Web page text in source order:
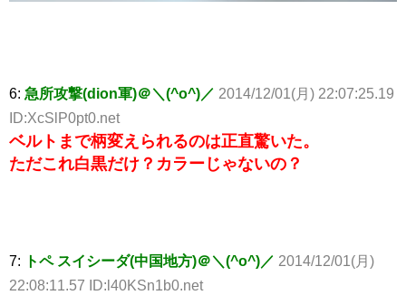
6: 急所攻撃(dion軍)＠＼(^o^)／ 2014/12/01(月) 22:07:25.19
ID:XcSlP0pt0.net
ベルトまで柄変えられるのは正直驚いた。
ただこれ白黒だけ？カラーじゃないの？
7: トペ スイシーダ(中国地方)＠＼(^o^)／ 2014/12/01(月)
22:08:11.57 ID:l40KSn1b0.net